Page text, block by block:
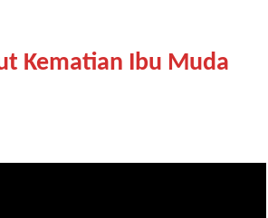
Kematian Ibu Muda